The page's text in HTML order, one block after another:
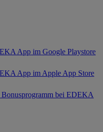
App im Google Playstore
App im Apple App Store
bei EDEKA